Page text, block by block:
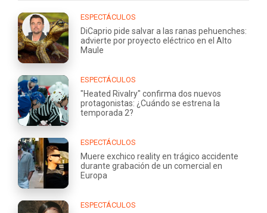
ESPECTÁCULOS
DiCaprio pide salvar a las ranas pehuenches:
advierte por proyecto eléctrico en el Alto
Maule
ESPECTÁCULOS
"Heated Rivalry" confirma dos nuevos
protagonistas: ¿Cuándo se estrena la
temporada 2?
ESPECTÁCULOS
Muere exchico reality en trágico accidente
durante grabación de un comercial en
Europa
ESPECTÁCULOS